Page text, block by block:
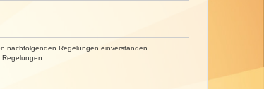
nachfolgenden Regelungen einverstanden.